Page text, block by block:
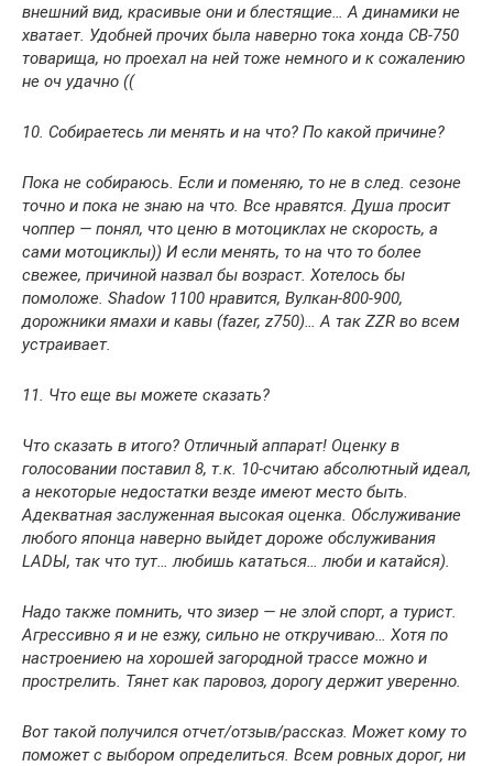
внешний вид, красивые они и блестящие… А динамики не
хватает. Удобней прочих была наверно тока хонда CB-750
товарища, но проехал на ней тоже немного и к сожалению
не оч удачно ((
10. Собираетесь ли менять и на что? По какой причине?
Пока не собираюсь. Если и поменяю, то не в след. сезоне
точно и пока не знаю на что. Все нравятся. Душа просит
чоппер — понял, что ценю в мотоциклах не скорость, а
сами мотоциклы)) И если менять, то на что то более
свежее, причиной назвал бы возраст. Хотелось бы
помоложе. Shadow 1100 нравится, Вулкан-800-900,
дорожники ямахи и кавы (fazer, z750)… А так ZZR во всем
устраивает.
11. Что еще вы можете сказать?
Что сказать в итого? Отличный аппарат! Оценку в
голосовании поставил 8, т.к. 10-считаю абсолютный идеал,
а некоторые недостатки везде имеют место быть.
Адекватная заслуженная высокая оценка. Обслуживание
любого японца наверно выйдет дороже обслуживания
LADЫ, так что тут… любишь кататься… люби и катайся).
Надо также помнить, что зизер — не злой спорт, а турист.
Агрессивно я и не езжу, сильно не откручиваю… Хотя по
настроениею на хорошей загородной трассе можно и
прострелить. Тянет как паровоз, дорогу держит уверенно.
Вот такой получился отчет/отзыв/рассказ. Может кому то
поможет с выбором определиться. Всем ровных дорог, ни